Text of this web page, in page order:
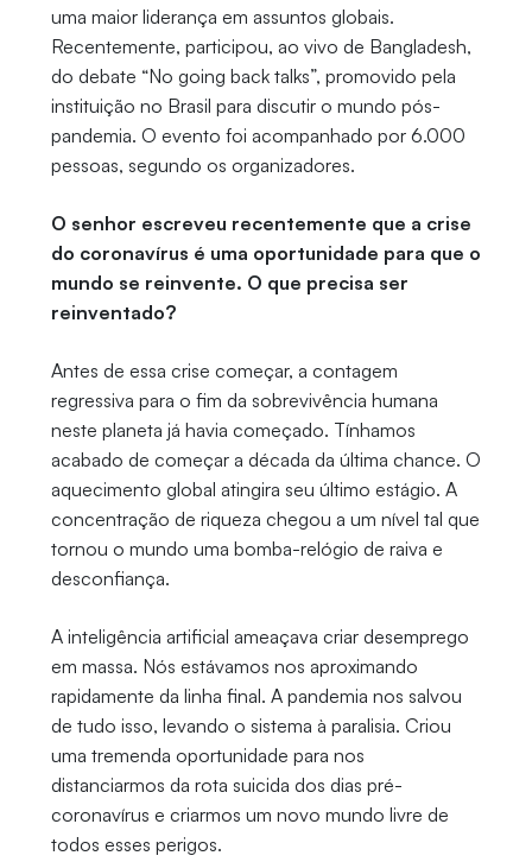
uma maior liderança em assuntos globais.
Recentemente, participou, ao vivo de Bangladesh,
do debate “No going back talks”, promovido pela
instituição no Brasil para discutir o mundo pós-
pandemia. O evento foi acompanhado por 6.000
pessoas, segundo os organizadores.
O senhor escreveu recentemente que a crise
do coronavírus é uma oportunidade para que o
mundo se reinvente. O que precisa ser
reinventado?
Antes de essa crise começar, a contagem
regressiva para o fim da sobrevivência humana
neste planeta já havia começado. Tínhamos
acabado de começar a década da última chance. O
aquecimento global atingira seu último estágio. A
concentração de riqueza chegou a um nível tal que
tornou o mundo uma bomba-relógio de raiva e
desconfiança.
A inteligência artificial ameaçava criar desemprego
em massa. Nós estávamos nos aproximando
rapidamente da linha final. A pandemia nos salvou
de tudo isso, levando o sistema à paralisia. Criou
uma tremenda oportunidade para nos
distanciarmos da rota suicida dos dias pré-
coronavírus e criarmos um novo mundo livre de
todos esses perigos.